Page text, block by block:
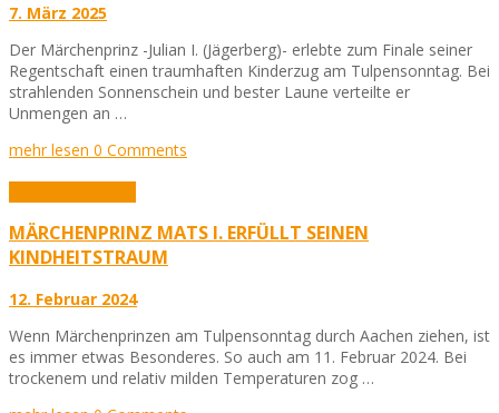
7. März 2025
Der Märchenprinz -Julian I. (Jägerberg)- erlebte zum Finale seiner
Regentschaft einen traumhaften Kinderzug am Tulpensonntag. Bei
strahlenden Sonnenschein und bester Laune verteilte er
Unmengen an …
mehr lesen 0 Comments
MÄRCHENPRINZ MATS I. ERFÜLLT SEINEN
KINDHEITSTRAUM
12. Februar 2024
Wenn Märchenprinzen am Tulpensonntag durch Aachen ziehen, ist
es immer etwas Besonderes. So auch am 11. Februar 2024. Bei
trockenem und relativ milden Temperaturen zog …